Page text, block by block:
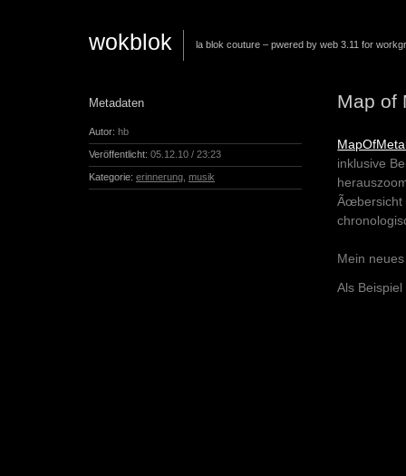
wokblok la blok couture – pwered by web 3.11 for
Map of
inklusive
Ãœbersicht
Mein
Als
Metadaten
Autor: hb
Veröffentlicht: 05.12.10 / 23:23
Kategorie: erinnerung,musik